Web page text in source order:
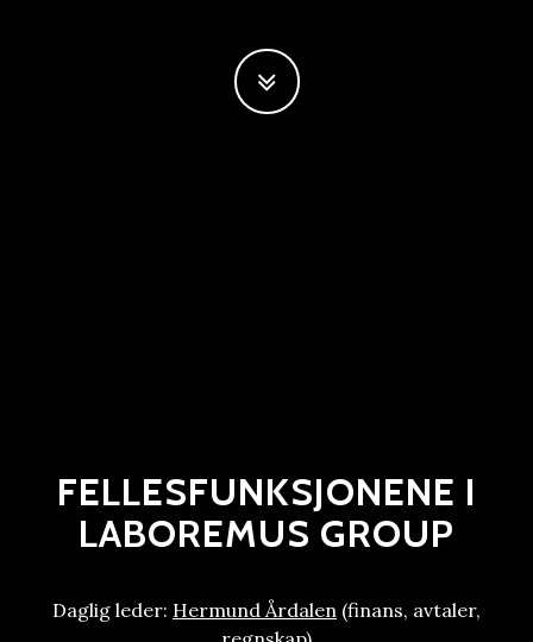
FELLESFUNKSJONENE I
LABOREMUS GROUP
Daglig leder: Hermund Årdalen (finans, avtaler,